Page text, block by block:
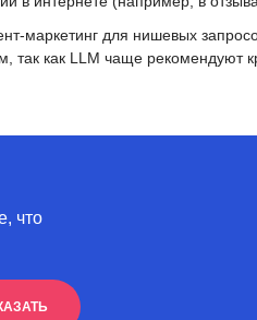
маркетинг для нишевых
так как LLM чаще рекомендуют
что